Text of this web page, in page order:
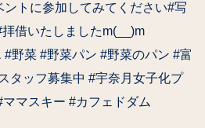
トに参加してみてください#写
借いたしましたm(__)m
野菜 #野菜パン #野菜のパン #富
タッフ募集中 #宇奈月女子化プ
マスキー #カフェドダム